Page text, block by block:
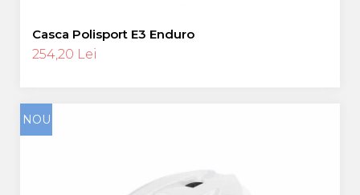
Casca Polisport E3 Enduro
254,20 Lei
NOU